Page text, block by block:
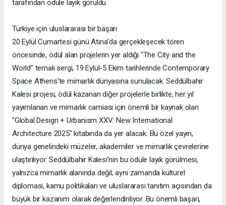
tarafından ödüle layık görüldü.
Türkiye için uluslararası bir başarı
20 Eylül Cumartesi günü Atina’da gerçekleşecek tören
öncesinde, ödül alan projelerin yer aldığı "The City and the
World" temalı sergi, 19 Eylül-5 Ekim tarihlerinde Contemporary
Space Athens’te mimarlık dünyasına sunulacak. Seddülbahir
Kalesi projesi, ödül kazanan diğer projelerle birlikte, her yıl
yayımlanan ve mimarlık camiası için önemli bir kaynak olan
"Global Design + Urbanism XXV: New International
Architecture 2025" kitabında da yer alacak. Bu özel yayın,
dünya genelindeki müzeler, akademiler ve mimarlık çevrelerine
ulaştırılıyor. Seddülbahir Kalesi’nin bu ödüle layık görülmesi,
yalnızca mimarlık alanında değil; aynı zamanda kültürel
diplomasi, kamu politikaları ve uluslararası tanıtım açısından da
büyük bir kazanım olarak değerlendiriliyor. Bu önemli başarı,